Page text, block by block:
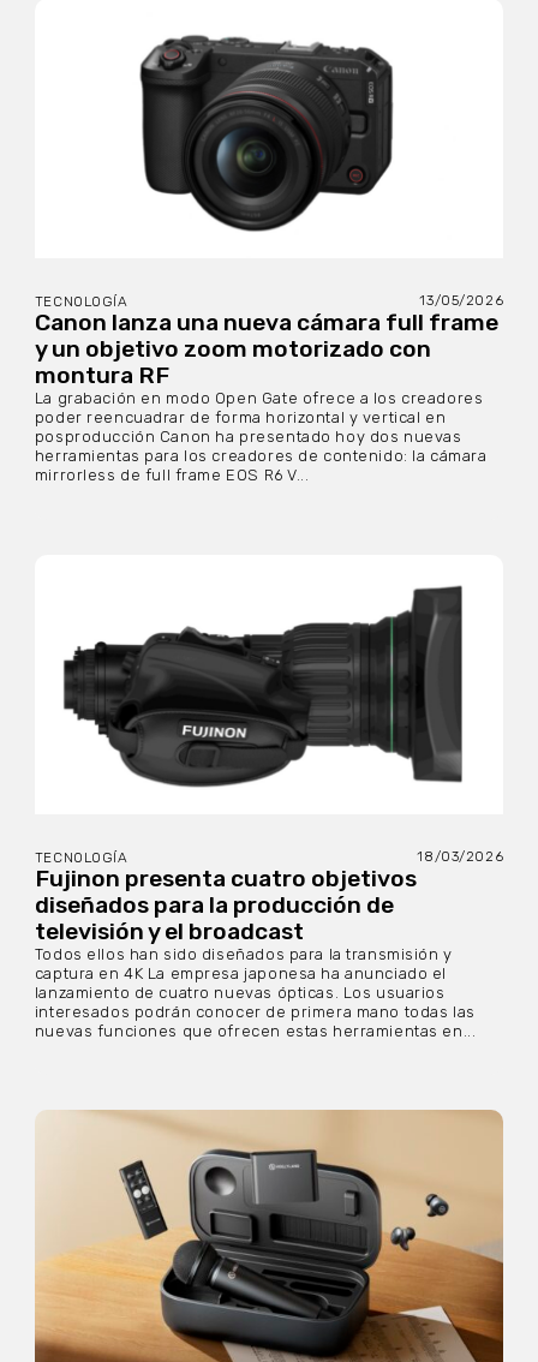
TECNOLOGÍA 13/05/2026
Canon lanza una nueva cámara full frame
y un objetivo zoom motorizado con
montura RF
La grabación en modo Open Gate ofrece a los creadores
poder reencuadrar de forma horizontal y vertical en
posproducción Canon ha presentado hoy dos nuevas
herramientas para los creadores de contenido: la cámara
mirrorless de full frame EOS R6 V...
TECNOLOGÍA 18/03/2026
Fujinon presenta cuatro objetivos
diseñados para la producción de
televisión y el broadcast
Todos ellos han sido diseñados para la transmisión y
captura en 4K La empresa japonesa ha anunciado el
lanzamiento de cuatro nuevas ópticas. Los usuarios
interesados podrán conocer de primera mano todas las
nuevas funciones que ofrecen estas herramientas en...